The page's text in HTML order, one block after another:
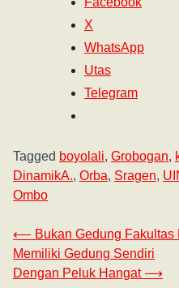
X
WhatsApp
Utas
Telegram
Tagged boyolali, Grobogan,
DinamikA., Orba, Sragen,
Ombo
⟵ Bukan Gedung
Memiliki Gedung Sendiri
Dengan Peluk Hangat ⟶